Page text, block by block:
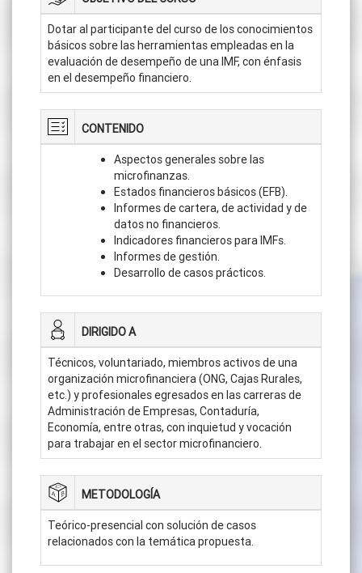
Dotar al participante del curso de los conocimientos
básicos sobre las herramientas empleadas en la
evaluación de desempeño de una IMF, con énfasis
en el desempeño financiero.
CONTENIDO
Aspectos generales sobre las
microfinanzas.
Estados financieros básicos (EFB).
Informes de cartera, de actividad y de
datos no financieros.
Indicadores financieros para IMFs.
Informes de gestión.
Desarrollo de casos prácticos.
DIRIGIDO A
Técnicos, voluntariado, miembros activos de una
organización microfinanciera (ONG, Cajas Rurales,
etc.) y profesionales egresados en las carreras de
Administración de Empresas, Contaduría,
Economía, entre otras, con inquietud y vocación
para trabajar en el sector microfinanciero.
METODOLOGÍA
Teórico-presencial con solución de casos
relacionados con la temática propuesta.